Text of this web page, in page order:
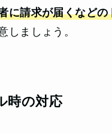
に請求が届くなどの
しましょう。
時の対応